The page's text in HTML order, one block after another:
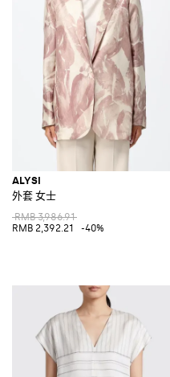
ALYSI
外套 女士
RMB 3,986.91
RMB 2,392.21
-40%